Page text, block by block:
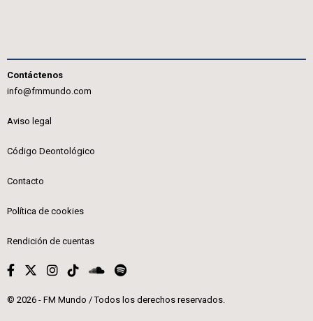
Contáctenos
info@fmmundo.com
Aviso legal
Código Deontológico
Contacto
Política de cookies
Rendición de cuentas
© 2026 - FM Mundo / Todos los derechos reservados.